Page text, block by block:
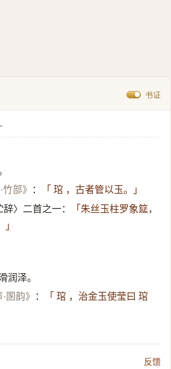
书证
竹部》 ：
「 琯 ，古者管以玉。」
〉二首之一：
「朱丝玉柱罗象筵，
润泽。
圂韵》 ：
「 琯 ，治金玉使莹曰 琯
反馈